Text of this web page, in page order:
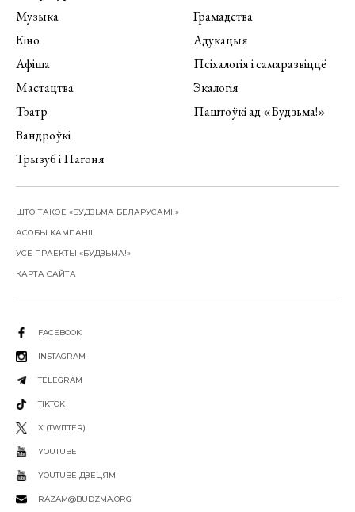
Музыка
Кіно
Афіша
Мастацтва
Тэатр
Вандроўкі
Трызуб і Пагоня
Грамадства
Адукацыя
Псіхалогія і самаразвіццё
Экалогія
Паштоўкі ад «Будзьма!»
ШТО ТАКОЕ «БУДЗЬМА БЕЛАРУСАМІ!»
АСОБЫ КАМПАНІІ
УСЕ ПРАЕКТЫ «БУДЗЬМА!»
КАРТА САЙТА
FACEBOOK
INSTAGRAM
TELEGRAM
TIKTOK
X (TWITTER)
YOUTUBE
YOUTUBE ДЗЕЦЯМ
RAZAM@BUDZMA.ORG